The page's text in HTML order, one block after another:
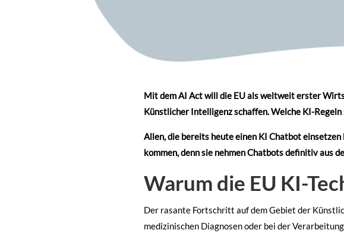
Mit dem AI Act will die EU als weltweit erster
Künstlicher Intelligenz schaffen. Welche KI-
Allen, die bereits heute einen KI Chatbot einsetzen
kommen, denn sie nehmen Chatbots definitiv aus
Warum die EU KI-
Der rasante Fortschritt auf dem Gebiet der
medizinischen Diagnosen oder bei der